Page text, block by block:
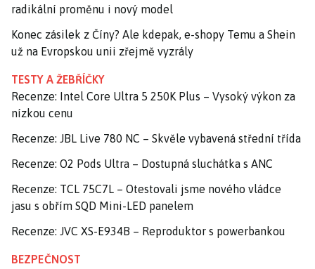
radikální proměnu i nový model
Konec zásilek z Číny? Ale kdepak, e-shopy Temu a Shein
už na Evropskou unii zřejmě vyzrály
TESTY A ŽEBŘÍČKY
Recenze: Intel Core Ultra 5 250K Plus – Vysoký výkon za
nízkou cenu
Recenze: JBL Live 780 NC – Skvěle vybavená střední třída
Recenze: O2 Pods Ultra – Dostupná sluchátka s ANC
Recenze: TCL 75C7L – Otestovali jsme nového vládce
jasu s obřím SQD Mini-LED panelem
Recenze: JVC XS-E934B – Reproduktor s powerbankou
BEZPEČNOST